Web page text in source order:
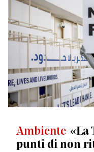
Ambiente «La
punti di non